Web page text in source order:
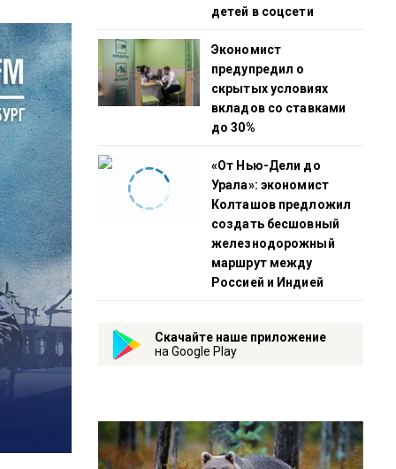
детей в соцсети
Экономист
предупредил о
скрытых условиях
вкладов со ставками
до 30%
«От Нью-Дели до
Урала»: экономист
Колташов предложил
создать бесшовный
железнодорожный
маршрут между
Россией и Индией
Скачайте наше приложение
на Google Play